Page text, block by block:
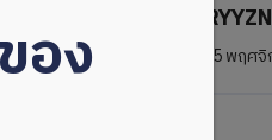
Rosie – RYYZN
on 5 พฤศ
อง